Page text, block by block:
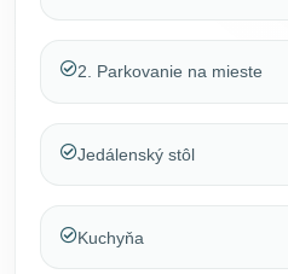
2. Parkovanie na mieste
Jedálenský stôl
Kuchyňa